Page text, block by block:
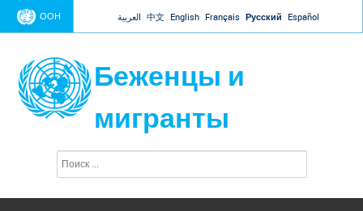
Jump to navigation
ООН العربية 中文 English Français Русский Español
Беженцы и
мигранты
и